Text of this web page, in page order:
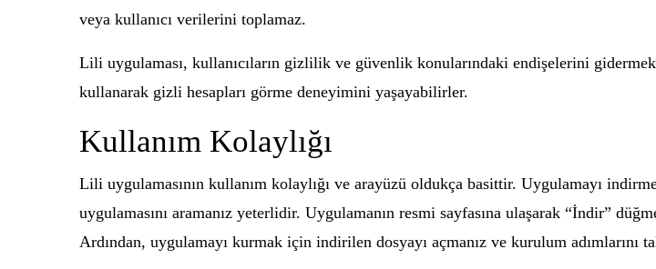
veya kullanıcı verilerini toplamaz.
Lili uygulaması, kullanıcıların gizlilik ve güvenlik konularındaki endişelerini
kullanarak gizli hesapları görme deneyimini yaşayabilirler.
Kullanım Kolaylığı
Lili uygulamasının kullanım kolaylığı ve arayüzü oldukça basittir. Uygulamayı
uygulamasını aramanız yeterlidir. Uygulamanın resmi sayfasına ulaşarak “İndir”
Ardından, uygulamayı kurmak için indirilen dosyayı açmanız ve kurulum adımlarını